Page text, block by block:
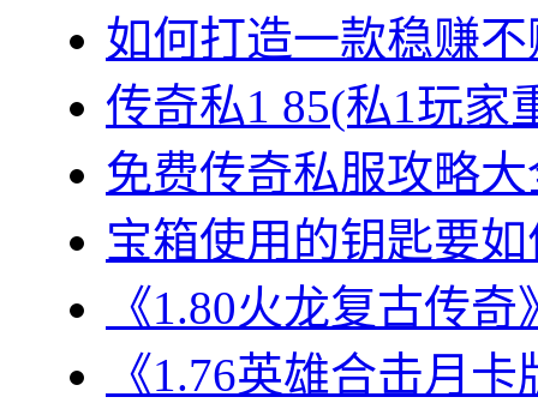
如何打造一款稳赚
传奇私1 85(私1玩家
免费传奇私服攻略
宝箱使用的钥匙要
《1.80火龙复古传
《1.76英雄合击月